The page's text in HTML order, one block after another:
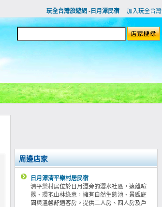
玩全台灣旅遊網 -日月潭民宿 加入玩全台灣
周邊店家
日月潭清平樂村居民宿
清平樂村居位於日月潭旁的澀水社區，遠離喧
囂、環抱山林綠意，擁有自然生態池、景觀庭
園與溫馨舒適客房。提供二人房、四人房及戶